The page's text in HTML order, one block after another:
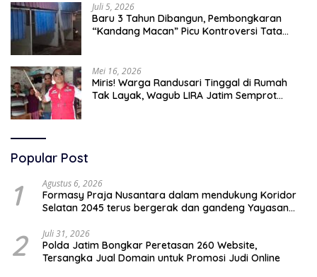
Juli 5, 2026
Baru 3 Tahun Dibangun, Pembongkaran
“Kandang Macan” Picu Kontroversi Tata
Mei 16, 2026
Miris! Warga Randusari Tinggal di Rumah
Tak Layak, Wagub LIRA Jatim Semprot
Popular Post
1 Agustus 6, 2026
Formasy Praja Nusantara dalam mendukung Koridor
Selatan 2045 terus bergerak dan gandeng Yayasan
2 Juli 31, 2026
Polda Jatim Bongkar Peretasan 260 Website,
Tersangka Jual Domain untuk Promosi Judi Online